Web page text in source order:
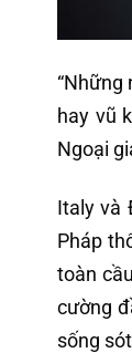
“Những
hay vũ
Ngoại
Italy và
Pháp
toàn
cường
sống